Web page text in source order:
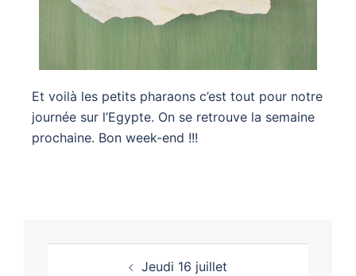
Et voilà les petits pharaons c’est tout pour notre
journée sur l’Egypte. On se retrouve la semaine
prochaine. Bon week-end !!!
Jeudi 16 juillet